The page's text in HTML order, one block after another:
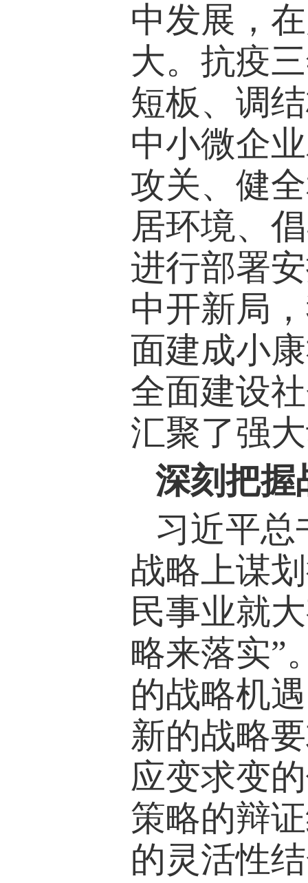
中发展，
大。抗疫
短板、调
中小微企
攻关、健
居环境、
进行部署
中开新局
面建成小
全面建设
汇聚了强
深刻把握
习近平总
战略上谋
民事业就
略来落实”
的战略机
新的战略
应变求变
策略的辩
的灵活性